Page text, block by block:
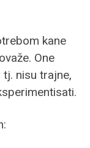
kane
One
nisu trajne,